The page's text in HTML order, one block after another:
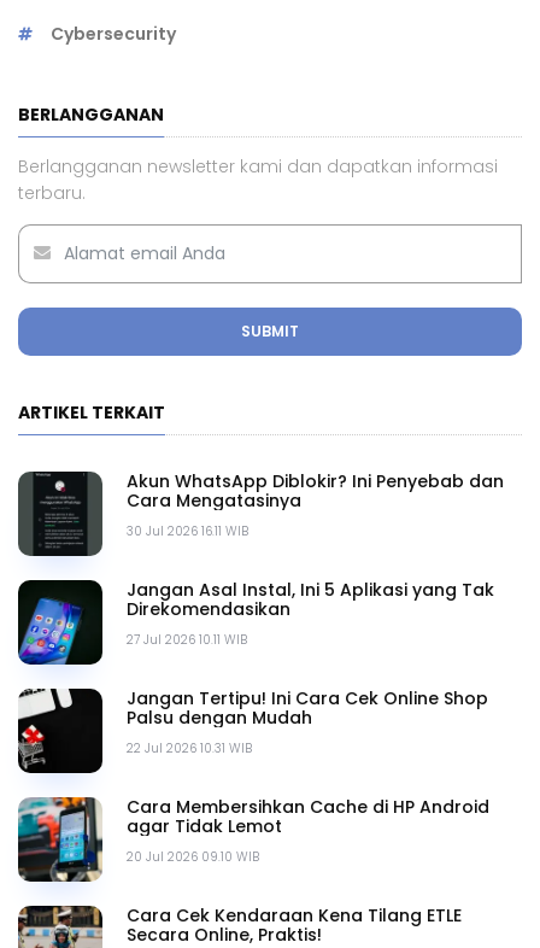
Cybersecurity
BERLANGGANAN
Berlangganan newsletter kami dan dapatkan informasi
terbaru.
SUBMIT
ARTIKEL TERKAIT
30 Jul 2026 16.11 WIB
Akun WhatsApp Diblokir? Ini Penyebab dan
Cara Mengatasinya
27 Jul 2026 10.11 WIB
Jangan Asal Instal, Ini 5 Aplikasi yang Tak
Direkomendasikan
22 Jul 2026 10.31 WIB
Jangan Tertipu! Ini Cara Cek Online Shop
Palsu dengan Mudah
20 Jul 2026 09.10 WIB
Cara Membersihkan Cache di HP Android
agar Tidak Lemot
Cara Cek Kendaraan Kena Tilang ETLE
Secara Online, Praktis!